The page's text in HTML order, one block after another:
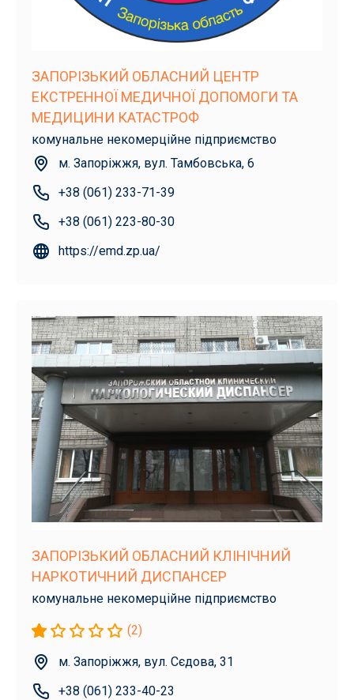
ЗАПОРІЗЬКИЙ ОБЛАСНИЙ ЦЕНТР
ЕКСТРЕННОЇ МЕДИЧНОЇ ДОПОМОГИ ТА
МЕДИЦИНИ КАТАСТРОФ
комунальне некомерційне підприємство
м. Запоріжжя, вул. Тамбовська, 6
+38 (061) 233-71-39
+38 (061) 223-80-30
https://emd.zp.ua/
ЗАПОРІЗЬКИЙ ОБЛАСНИЙ КЛІНІЧНИЙ
НАРКОТИЧНИЙ ДИСПАНСЕР
комунальне некомерційне підприємство
(2)
м. Запоріжжя, вул. Сєдова, 31
+38 (061) 233-40-23